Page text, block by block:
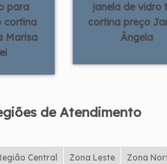
para
cortina
Marisa
janela de vidro
cortina preço
Ângela
de Atendimento
Central Zona Leste Zona